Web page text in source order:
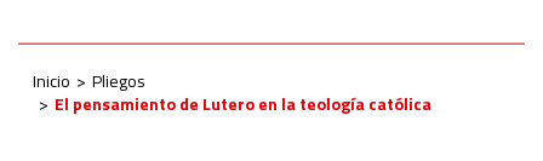
Inicio
Pliegos
El pensamiento de Lutero en la teología católica